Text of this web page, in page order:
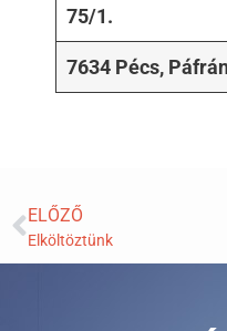
75/1.
7634 Pécs,
ELŐZŐ
Elköltöztünk